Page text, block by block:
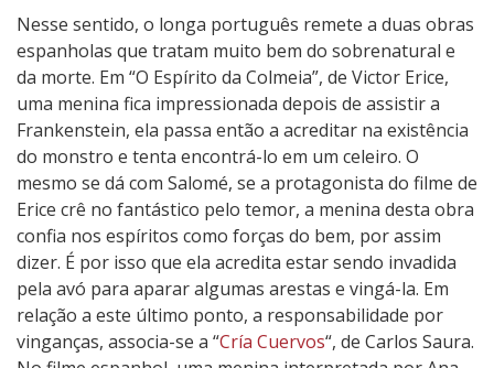
Nesse sentido, o longa português remete a duas obras
espanholas que tratam muito bem do sobrenatural e
da morte. Em “O Espírito da Colmeia”, de Victor Erice,
uma menina fica impressionada depois de assistir a
Frankenstein, ela passa então a acreditar na existência
do monstro e tenta encontrá-lo em um celeiro. O
mesmo se dá com Salomé, se a protagonista do filme de
Erice crê no fantástico pelo temor, a menina desta obra
confia nos espíritos como forças do bem, por assim
dizer. É por isso que ela acredita estar sendo invadida
pela avó para aparar algumas arestas e vingá-la. Em
relação a este último ponto, a responsabilidade por
vinganças, associa-se a “Cría Cuervos“, de Carlos Saura.